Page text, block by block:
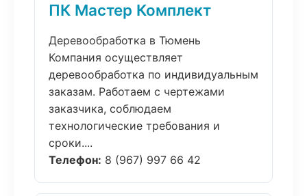
ПК Мастер Комплект
Деревообработка в Тюмень
Компания осуществляет
деревообработка по индивидуальным
заказам. Работаем с чертежами
заказчика, соблюдаем
технологические требования и
сроки....
Телефон: 8 (967) 997 66 42